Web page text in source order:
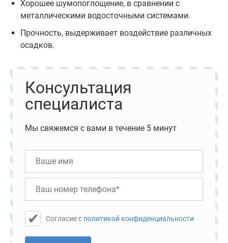
Хорошее шумопоглощение, в сравнении с
металлическими водосточными системами.
Прочность, выдерживает воздействие различных
осадков.
Консультация
специалиста
Мы свяжемся с вами в течение 5 минут
Cогласие с политикой конфиденциальности